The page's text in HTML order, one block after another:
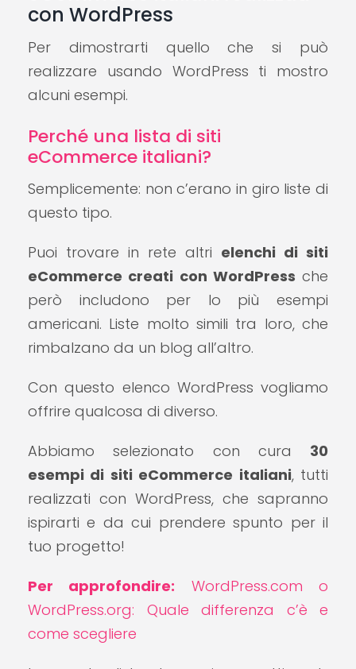
con WordPress
Per dimostrarti quello che si può
realizzare usando WordPress ti mostro
alcuni esempi.
Perché una lista di siti
eCommerce italiani?
Semplicemente: non c’erano in giro liste di
questo tipo.
Puoi trovare in rete altri elenchi di siti
eCommerce creati con WordPress che
però includono per lo più esempi
americani. Liste molto simili tra loro, che
rimbalzano da un blog all’altro.
Con questo elenco WordPress vogliamo
offrire qualcosa di diverso.
Abbiamo selezionato con cura 30
esempi di siti eCommerce italiani, tutti
realizzati con WordPress, che sapranno
ispirarti e da cui prendere spunto per il
tuo progetto!
Per approfondire:
WordPress.com o
WordPress.org: Quale differenza c’è e
come scegliere